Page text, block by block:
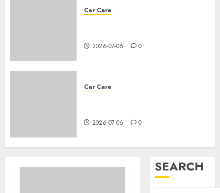
Car Care
2026-07-06 0
Car Care
2026-07-06 0
SEARCH